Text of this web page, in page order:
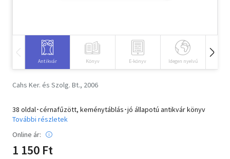
Antikvár Könyv E-könyv Idegen nyelvű
Cahs Ker. és Szolg. Bt., 2006
38 oldal･cérnafűzött, keménytáblás･jó állapotú antikvár könyv
További részletek
Online ár:
1 150 Ft